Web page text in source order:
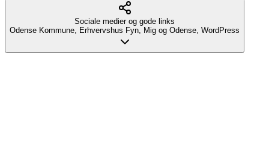
Sociale medier og gode links
Odense Kommune, Erhvervshus Fyn, Mig og Odense, WordPress